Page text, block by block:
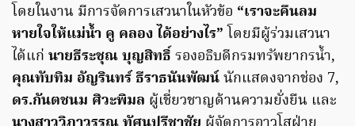
​โดยในงาน มีการจัดการเสวนาในหัวข้อ “เราจะคืนลม
หายใจให้แม่น้ำ คู คลอง ได้อย่างไร” โดยมีผู้ร่วมเสวนา
ได้แก่ นายธีระชุณ บุญสิทธิ์ รองอธิบดีกรมทรัพยากรน้ำ,
คุณทับทิม อัญรินทร์ ธีราธนันพัฒน์นักแสดงจากช่อง 7,
ดร.กันตชนม ศิวะพิมล ผู้เชี่ยวชาญด้านความยั่งยืน และ